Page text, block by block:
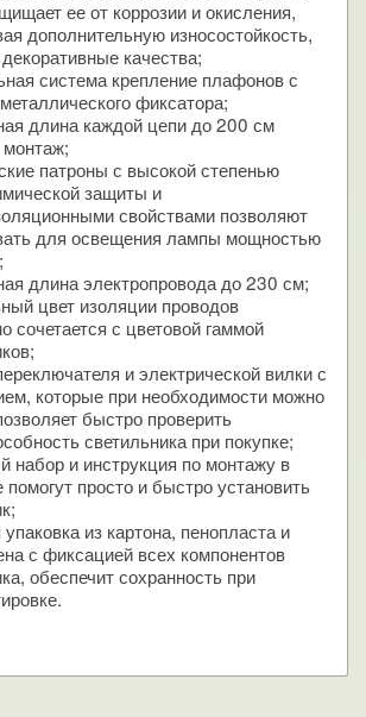
ее от коррозии и окисления,
дополнительную износостойкость,
качества;
система крепление плафонов с
фиксатора;
длина каждой цепи до 200 см
монтаж;
патроны с высокой степенью
защиты и
свойствами позволяют
для освещения лампы мощностью
длина электропровода до 230 см;
цвет изоляции проводов
сочетается с цветовой гаммой
и электрической вилки с
которые при необходимости можно
быстро проверить
светильника при покупке;
набор и инструкция по монтажу в
помогут просто и быстро установить
из картона, пенопласта и
с фиксацией всех компонентов
обеспечит сохранность при